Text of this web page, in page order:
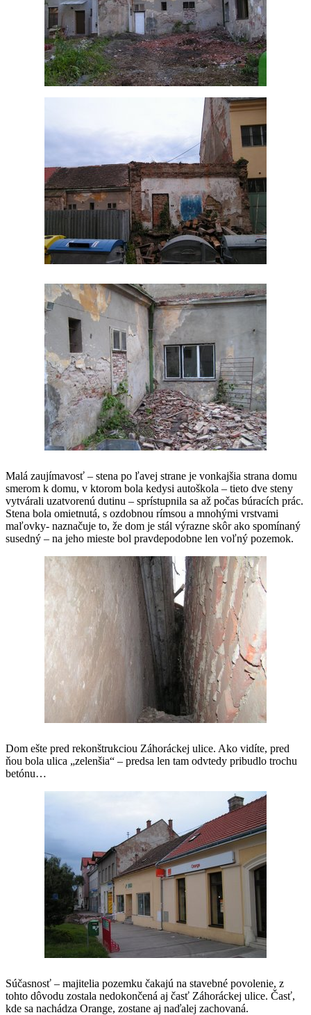
Malá zaujímavosť – stena po ľavej strane je vonkajšia strana domu
smerom k domu, v ktorom bola kedysi autoškola – tieto dve steny
vytvárali uzatvorenú dutinu – sprístupnila sa až počas búracích prác.
Stena bola omietnutá, s ozdobnou rímsou a mnohými vrstvami
maľovky- naznačuje to, že dom je stál výrazne skôr ako spomínaný
susedný – na jeho mieste bol pravdepodobne len voľný pozemok.
Dom ešte pred rekonštrukciou Záhoráckej ulice. Ako vidíte, pred
ňou bola ulica „zelenšia“ – predsa len tam odvtedy pribudlo trochu
betónu…
Súčasnosť – majitelia pozemku čakajú na stavebné povolenie, z
tohto dôvodu zostala nedokončená aj časť Záhoráckej ulice. Časť,
kde sa nachádza Orange, zostane aj naďalej zachovaná.